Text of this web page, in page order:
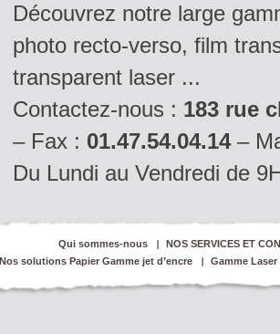
Découvrez notre large
photo recto-verso, film
transparent laser ...
Contactez-nous : 183 rue
– Fax : 01.47.54.04.14–
Du Lundi au Vendredi de
Qui sommes-nous
NOS SERVICES ET
Nos solutions Papier Gamme jet d’encre
Gamme Laser